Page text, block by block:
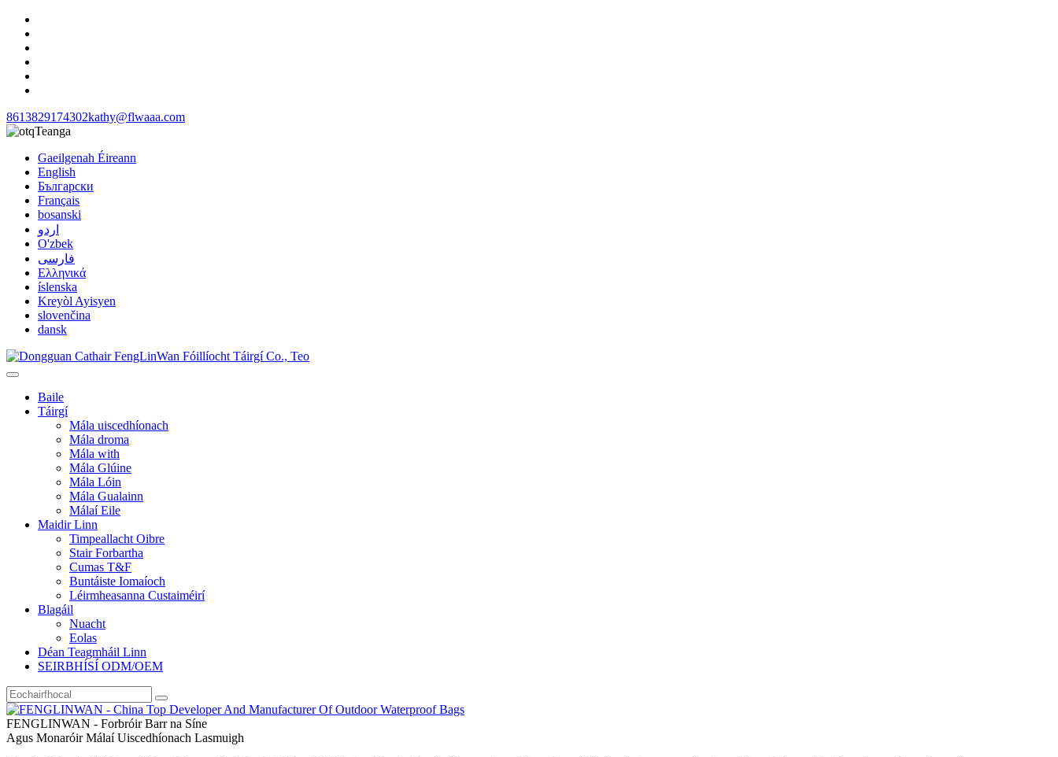
8613829174302kathy@flwaaa.com
Teanga
Gaeilgenah Éireann
English
Български
Français
bosanski
اردو
O'zbek
فارسی
Ελληνικά
íslenska
Kreyòl Ayisyen
slovenčina
dansk
Baile
Táirgí
Mála uiscedhíonach
Mála droma
Mála with
Mála Glúine
Mála Lóin
Mála Gualainn
Málaí Eile
Maidir Linn
Timpeallacht Oibre
Stair Forbartha
Cumas T&F
Buntáiste Iomaíoch
Léirmheasanna Custaiméirí
Blagáil
Nuacht
Eolas
Déan Teagmháil Linn
SEIRBHÍSÍ ODM/OEM
FENGLINWAN - Forbróir Barr na Síne
Agus Monaróir Málaí Uiscedhíonach Lasmuigh